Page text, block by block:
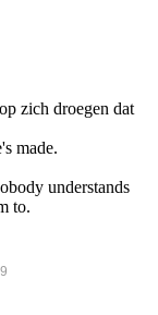
zich droegen dat
made.
understands
to.